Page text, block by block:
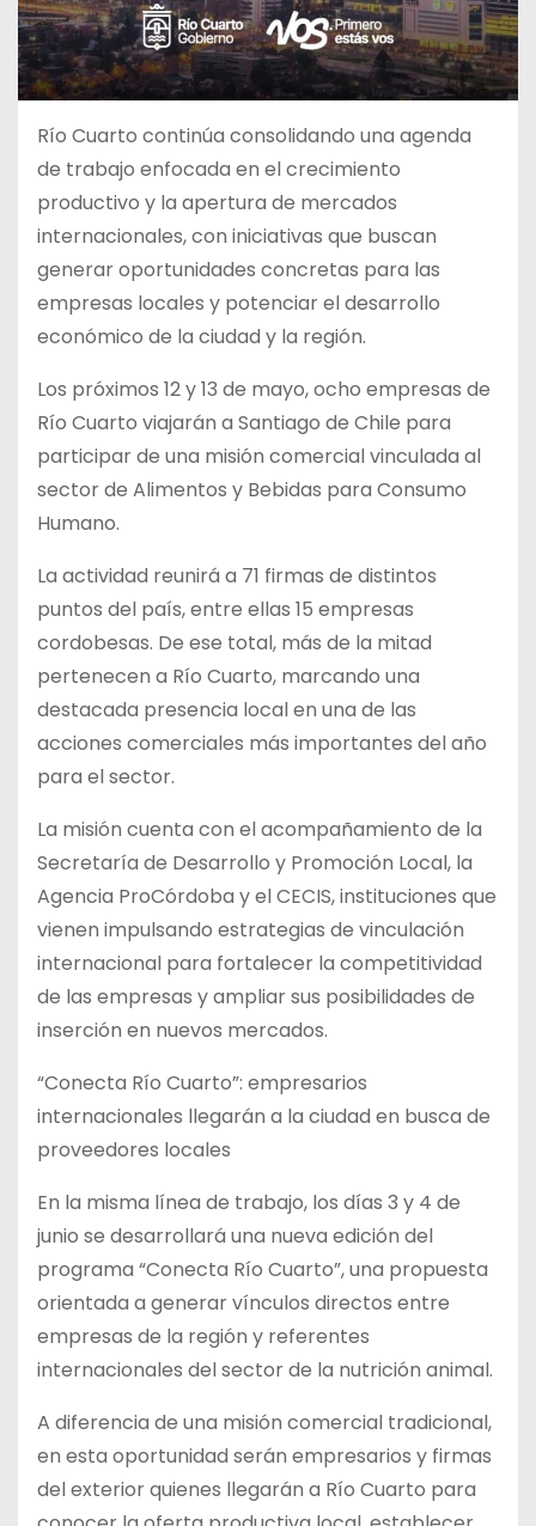
Río Cuarto continúa consolidando una agenda
de trabajo enfocada en el crecimiento
productivo y la apertura de mercados
internacionales, con iniciativas que buscan
generar oportunidades concretas para las
empresas locales y potenciar el desarrollo
económico de la ciudad y la región.
Los próximos 12 y 13 de mayo, ocho empresas de
Río Cuarto viajarán a Santiago de Chile para
participar de una misión comercial vinculada al
sector de Alimentos y Bebidas para Consumo
Humano.
La actividad reunirá a 71 firmas de distintos
puntos del país, entre ellas 15 empresas
cordobesas. De ese total, más de la mitad
pertenecen a Río Cuarto, marcando una
destacada presencia local en una de las
acciones comerciales más importantes del año
para el sector.
La misión cuenta con el acompañamiento de la
Secretaría de Desarrollo y Promoción Local, la
Agencia ProCórdoba y el CECIS, instituciones que
vienen impulsando estrategias de vinculación
internacional para fortalecer la competitividad
de las empresas y ampliar sus posibilidades de
inserción en nuevos mercados.
“Conecta Río Cuarto”: empresarios
internacionales llegarán a la ciudad en busca de
proveedores locales
En la misma línea de trabajo, los días 3 y 4 de
junio se desarrollará una nueva edición del
programa “Conecta Río Cuarto”, una propuesta
orientada a generar vínculos directos entre
empresas de la región y referentes
internacionales del sector de la nutrición animal.
A diferencia de una misión comercial tradicional,
en esta oportunidad serán empresarios y firmas
del exterior quienes llegarán a Río Cuarto para